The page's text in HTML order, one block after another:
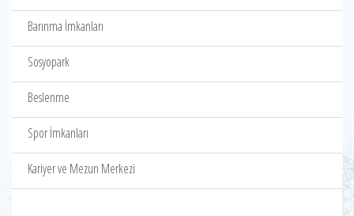
Barınma İmkanları
Sosyopark
Beslenme
Spor İmkanları
Kariyer ve Mezun Merkezi